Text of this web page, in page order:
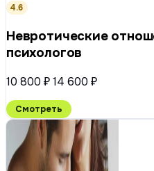
4.6
Невротические
психологов
10 800 ₽14 600 ₽
Смотреть